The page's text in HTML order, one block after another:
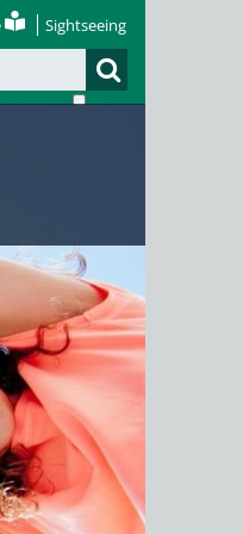
Sightseeing